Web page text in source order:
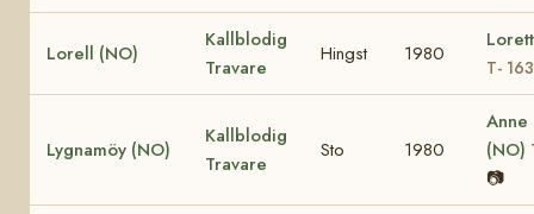
Lorell (NO)
Kallblodig
Travare
Hingst 1980
T-
Lygnamöy (NO)
Kallblodig
Travare
Sto 1980
Anne
(NO)
📷